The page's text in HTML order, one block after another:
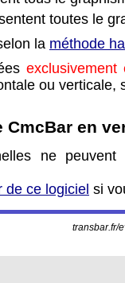
toutes le
la méthode
exclusivement
ou verticale,
CmcBar en
ne
de ce logiciel si
transbar.fr/